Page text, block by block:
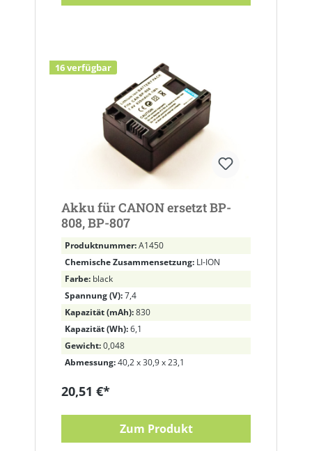
16 verfügbar
Akku für CANON ersetzt BP-
808, BP-807
Produktnummer:A1450
Chemische Zusammensetzung: LI-ION
Farbe: black
Spannung (V):7,4
Kapazität (mAh):830
Kapazität (Wh):6,1
Gewicht:0,048
Abmessung:40,2 x 30,9 x 23,1
20,51 €*
Zum Produkt